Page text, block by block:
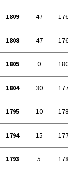
1809 47
1808 47
1805 0
1804 30
1795 10
1794 15
1793 5